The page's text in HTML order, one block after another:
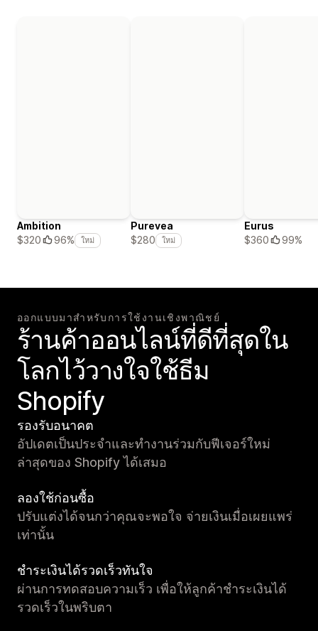
Ambition
$320
96% ใหม่
Purevea
$280
ใหม่
Eurus
$360
99%
ออกแบบมาสำหรับการใช้งานเชิงพาณิชย์
ร้านค้าออนไลน์ที่ดีที่สุดใน
โลกไว้วางใจใช้ธีม
Shopify
รองรับอนาคต
อัปเดตเป็นประจำและทำงานร่วมกับฟีเจอร์ใหม่
ล่าสุดของ Shopify ได้เสมอ
ลองใช้ก่อนซื้อ
ปรับแต่งได้จนกว่าคุณจะพอใจ จ่ายเงินเมื่อเผยแพร่
เท่านั้น
ชำระเงินได้รวดเร็วทันใจ
ผ่านการทดสอบความเร็ว เพื่อให้ลูกค้าชำระเงินได้
รวดเร็วในพริบตา